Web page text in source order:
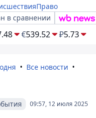
Право
в сравнении
€539.52 ₽5.73
Все новости
09:57, 12 июля 2025